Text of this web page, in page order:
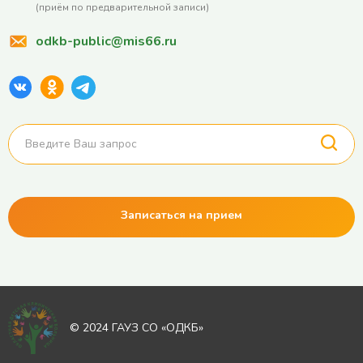
(приём по предварительной записи)
odkb-public@mis66.ru
Записаться на прием
© 2024 ГАУЗ СО «ОДКБ»